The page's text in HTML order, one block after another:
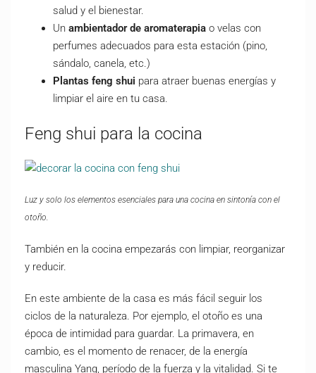
salud y el bienestar.
Un ambientador de aromaterapia o velas con
perfumes adecuados para esta estación (pino,
sándalo, canela, etc.)
Plantas feng shui para atraer buenas energías y
limpiar el aire en tu casa.
Feng shui para la cocina
Luz y solo los elementos esenciales para una cocina en sintonía con el
otoño.
También en la cocina empezarás con limpiar, reorganizar
y reducir.
En este ambiente de la casa es más fácil seguir los
ciclos de la naturaleza. Por ejemplo, el otoño es una
época de intimidad para guardar. La primavera, en
cambio, es el momento de renacer, de la energía
masculina Yang, período de la fuerza y la vitalidad. Si te